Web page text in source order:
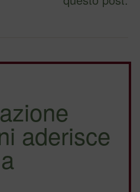
aderisce
a